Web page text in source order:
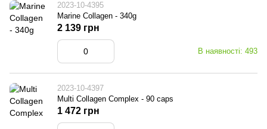
2023-10-4395
Marine Collagen - 340g
В наявності: 493
2 139 грн
2023-10-4397
Multi Collagen Complex - 90 caps
1 472 грн